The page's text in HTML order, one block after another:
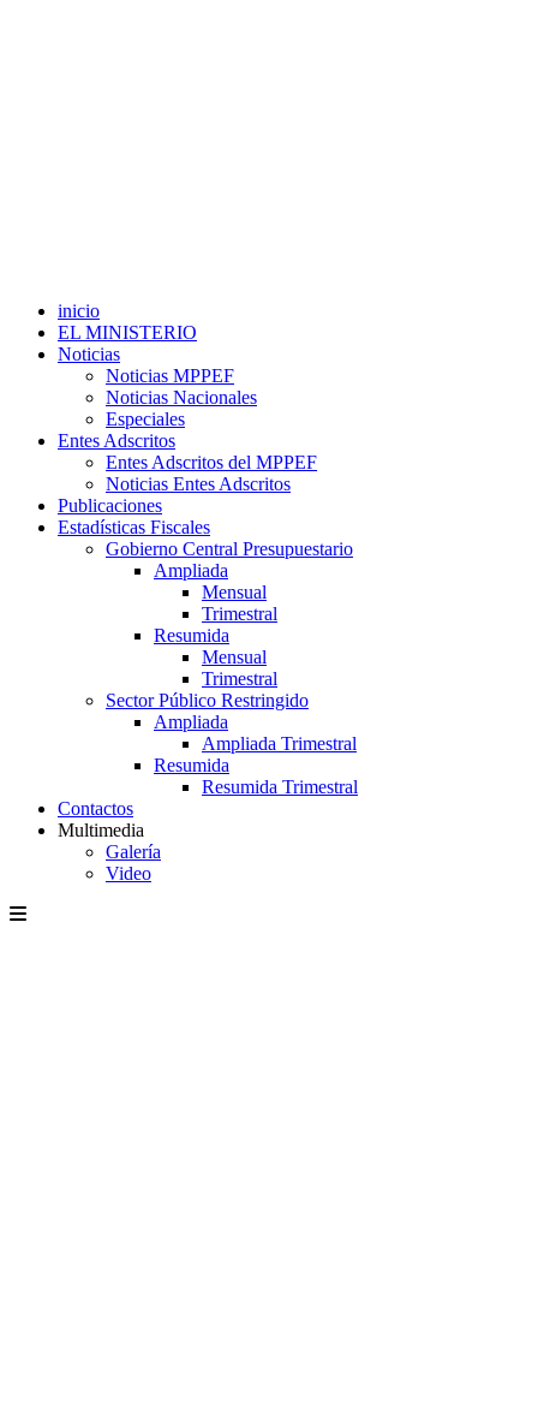
inicio
EL MINISTERIO
Noticias
Noticias MPPEF
Noticias Nacionales
Especiales
Entes Adscritos
Entes Adscritos del MPPEF
Noticias Entes Adscritos
Publicaciones
Estadísticas Fiscales
Gobierno Central Presupuestario
Ampliada
Mensual
Trimestral
Resumida
Mensual
Trimestral
Sector Público Restringido
Ampliada
Ampliada Trimestral
Resumida
Resumida Trimestral
Contactos
Multimedia
Galería
Video